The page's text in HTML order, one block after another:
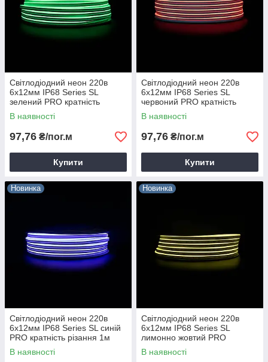
Світлодіодний неон 220в
6х12мм IP68 Series SL
зелений PRO кратність
різання 1м Prolum 160035
В наявності
97,76 ₴/пог.м
Купити
Світлодіодний неон 220в
6х12мм IP68 Series SL
червоний PRO кратність
різання 1м Prolum 160036
В наявності
97,76 ₴/пог.м
Купити
Новинка
Світлодіодний неон 220в
6х12мм IP68 Series SL синій
PRO кратність різання 1м
Prolum 160037
В наявності
Новинка
Світлодіодний неон 220в
6х12мм IP68 Series SL
лимонно жовтий PRO
кратність різання 1м Prolum
160039
В наявності